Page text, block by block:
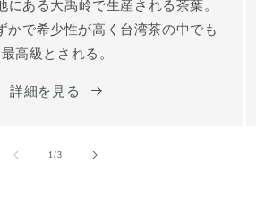
にある大禹岭で生産される茶葉。
かで希少性が高く台湾茶の中でも
最高級とされる。
詳細を見る
1/の
3